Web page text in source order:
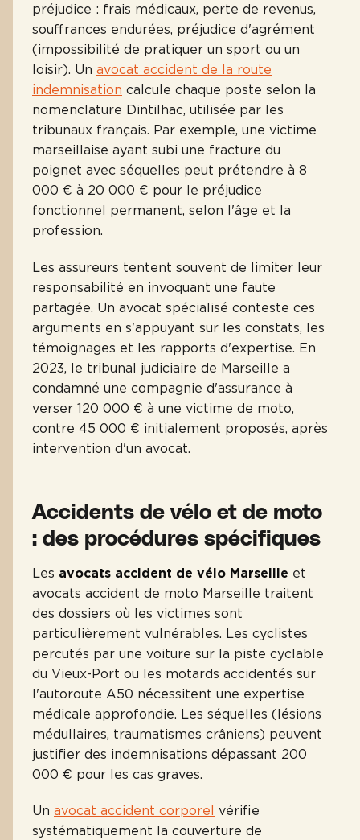
préjudice : frais médicaux, perte de revenus,
souffrances endurées, préjudice d'agrément
(impossibilité de pratiquer un sport ou un
loisir). Un avocat accident de la route
indemnisation calcule chaque poste selon la
nomenclature Dintilhac, utilisée par les
tribunaux français. Par exemple, une victime
marseillaise ayant subi une fracture du
poignet avec séquelles peut prétendre à 8
000 € à 20 000 € pour le préjudice
fonctionnel permanent, selon l'âge et la
profession.
Les assureurs tentent souvent de limiter leur
responsabilité en invoquant une faute
partagée. Un avocat spécialisé conteste ces
arguments en s'appuyant sur les constats, les
témoignages et les rapports d'expertise. En
2023, le tribunal judiciaire de Marseille a
condamné une compagnie d'assurance à
verser 120 000 € à une victime de moto,
contre 45 000 € initialement proposés, après
intervention d'un avocat.
Accidents de vélo et de moto
: des procédures spécifiques
Les avocats accident de vélo Marseille et
avocats accident de moto Marseille traitent
des dossiers où les victimes sont
particulièrement vulnérables. Les cyclistes
percutés par une voiture sur la piste cyclable
du Vieux-Port ou les motards accidentés sur
l'autoroute A50 nécessitent une expertise
médicale approfondie. Les séquelles (lésions
médullaires, traumatismes crâniens) peuvent
justifier des indemnisations dépassant 200
000 € pour les cas graves.
Un avocat accident corporel vérifie
systématiquement la couverture de